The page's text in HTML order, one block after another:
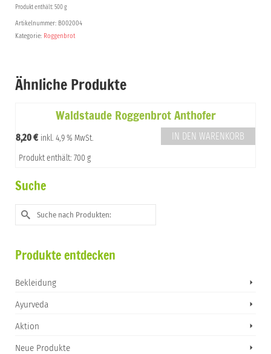
Produkt enthält: 500 g
Artikelnummer: B002004
Kategorie: Roggenbrot
Ähnliche Produkte
Waldstaude Roggenbrot Anthofer
8,20€ inkl. 4,9 % MwSt.
Produkt enthält: 700 g
IN DEN WARENKORB
Suche
Suche
nach:
Produkte entdecken
Bekleidung
Ayurveda
Aktion
Neue Produkte